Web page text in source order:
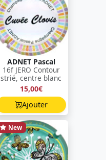
ADNET Pascal
16f JERO Contour
strié, centre blanc
15,00€
Ajouter
New